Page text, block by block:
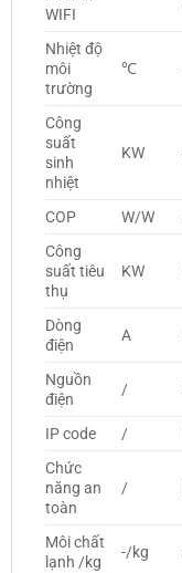
WIFI
Nhiệt độ
môi
trường
℃
Công
suất
sinh
nhiệt
KW
COP W/W
Công
suất tiêu
thụ
KW
Dòng
điện
A
Nguồn
điện
/
IP code /
Chức
năng an
toàn
/
Môi chất
lạnh /kg
-/kg